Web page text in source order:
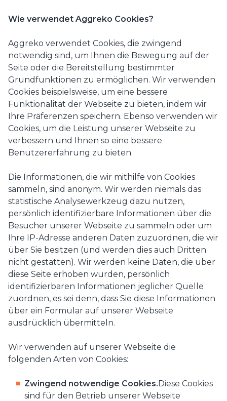
Wie verwendet Aggreko Cookies?
Aggreko verwendet Cookies, die zwingend
notwendig sind, um Ihnen die Bewegung auf der
Seite oder die Bereitstellung bestimmter
Grundfunktionen zu ermöglichen. Wir verwenden
Cookies beispielsweise, um eine bessere
Funktionalität der Webseite zu bieten, indem wir
Ihre Präferenzen speichern. Ebenso verwenden wir
Cookies, um die Leistung unserer Webseite zu
verbessern und Ihnen so eine bessere
Benutzererfahrung zu bieten.
Die Informationen, die wir mithilfe von Cookies
sammeln, sind anonym. Wir werden niemals das
statistische Analysewerkzeug dazu nutzen,
persönlich identifizierbare Informationen über die
Besucher unserer Webseite zu sammeln oder um
Ihre IP-Adresse anderen Daten zuzuordnen, die wir
über Sie besitzen (und werden dies auch Dritten
nicht gestatten). Wir werden keine Daten, die über
diese Seite erhoben wurden, persönlich
identifizierbaren Informationen jeglicher Quelle
zuordnen, es sei denn, dass Sie diese Informationen
über ein Formular auf unserer Webseite
ausdrücklich übermitteln.
Wir verwenden auf unserer Webseite die
folgenden Arten von Cookies:
Zwingend notwendige Cookies.Diese Cookies
sind für den Betrieb unserer Webseite